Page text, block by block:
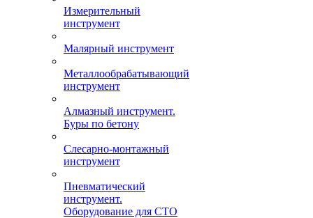
Измерительный
инструмент
Малярный инструмент
Металлообрабатывающий
инструмент
Алмазный инструмент.
Буры по бетону
Слесарно-монтажный
инструмент
Пневматический
инструмент.
Оборудование для СТО